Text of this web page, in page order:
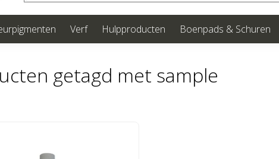
Verf Hulpproducten Boenpads & Schuren
getagd met sample